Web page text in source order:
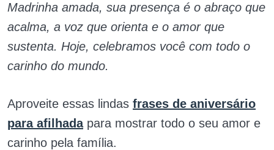
Madrinha amada, sua presença é o abraço que
acalma, a voz que orienta e o amor que
sustenta. Hoje, celebramos você com todo o
carinho do mundo.
Aproveite essas lindas frases de aniversário
para afilhadapara mostrar todo o seu amor e
carinho pela família.